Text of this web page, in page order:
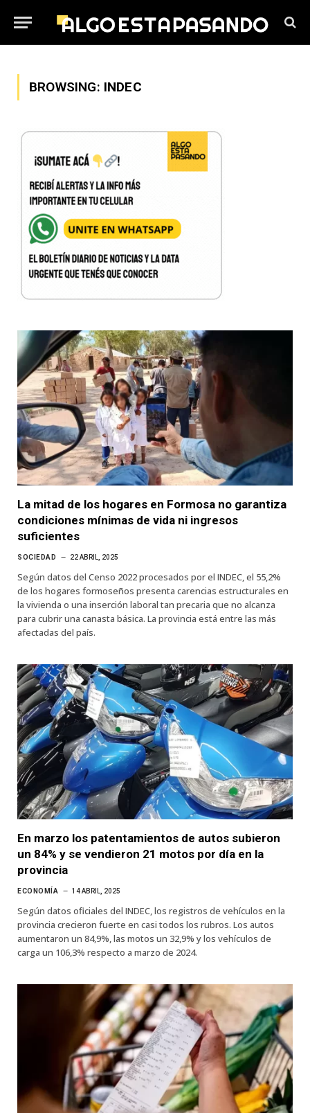
BROWSING: INDEC
La mitad de los hogares en Formosa no garantiza
condiciones mínimas de vida ni ingresos
suficientes
SOCIEDAD 22 ABRIL, 2025
Según datos del Censo 2022 procesados por el INDEC, el 55,2%
de los hogares formoseños presenta carencias estructurales en
la vivienda o una inserción laboral tan precaria que no alcanza
para cubrir una canasta básica. La provincia está entre las más
afectadas del país.
En marzo los patentamientos de autos subieron
un 84% y se vendieron 21 motos por día en la
provincia
ECONOMÍA 14 ABRIL, 2025
Según datos oficiales del INDEC, los registros de vehículos en la
provincia crecieron fuerte en casi todos los rubros. Los autos
aumentaron un 84,9%, las motos un 32,9% y los vehículos de
carga un 106,3% respecto a marzo de 2024.